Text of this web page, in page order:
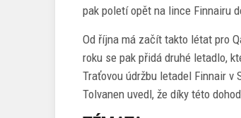
pak poletí opět na lince Finnairu
Od října má začít takto létat pro
roku se pak přidá druhé letadlo,
Traťovou údržbu letadel Finnair
Tolvanen uvedl, že díky této